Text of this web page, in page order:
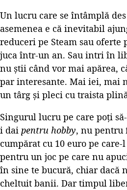
Un lucru care se întâmplă
asemenea e că inevitabil
reduceri pe Steam sau
juca într-un an. Sau intri în
nu știi când vor mai apărea,
par interesante. Mai iei, mai
un târg și pleci cu traista
Singurul lucru pe care poți
i dai pentru hobby, nu pentru
cumpărat cu 10 euro pe
pentru un joc pe care nu
în sine te bucură, chiar dacă
cheltuit banii. Dar timpul